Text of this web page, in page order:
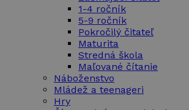
1-4 ročník
5-9 ročník
Pokročilý čitateľ
Maturita
Stredná škola
Maľované čítanie
Náboženstvo
Mládež a teenageri
Hry